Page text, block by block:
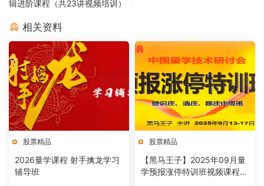
辑进阶课程（共23讲视频培训）
相关资料
股票精品
2026量学课程 射手擒龙学习
辅导班
股票精品
【黑马王子】2025年09月量
学预报涨停特训班视频课程文